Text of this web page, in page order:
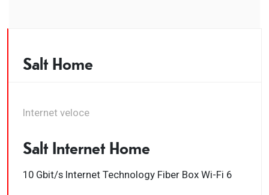
Salt Home
Internet veloce
Salt Internet Home
10 Gbit/s Internet Technology Fiber Box Wi-Fi 6